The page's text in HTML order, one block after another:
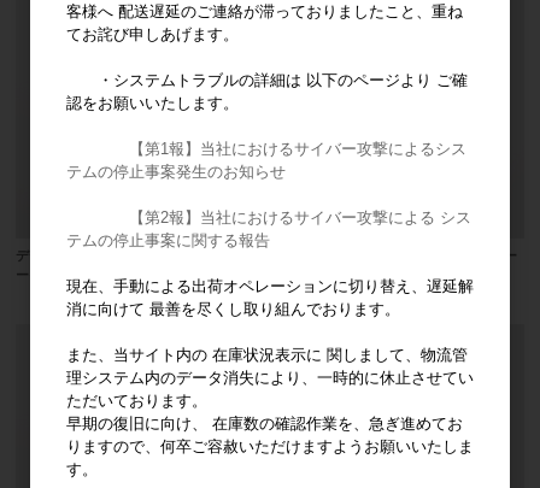
デデコ アブレシブ研削器具 ファイバ
ーイン・ジルコンセパレーター
デデコ アブレシブ研削器具 ノンヒー
客様へ 配送遅延のご連絡が滞っておりましたこと、重ね
てお詫び申しあげます。
・システムトラブルの詳細は 以下のページより ご確
認をお願いいたします。
【第1報】当社におけるサイバー攻撃によるシス
テムの停止事案発生のお知らせ
【第2報】当社におけるサイバー攻撃による シス
テムの停止事案に関する報告
現在、手動による出荷オペレーションに切り替え、遅延解
消に向けて 最善を尽くし取り組んでおります。
また、当サイト内の 在庫状況表示に 関しまして、物流管
理システム内のデータ消失により、一時的に休止させてい
ただいております。
早期の復旧に向け、 在庫数の確認作業を、急ぎ進めてお
りますので、何卒ご容赦いただけますようお願いいたしま
す。